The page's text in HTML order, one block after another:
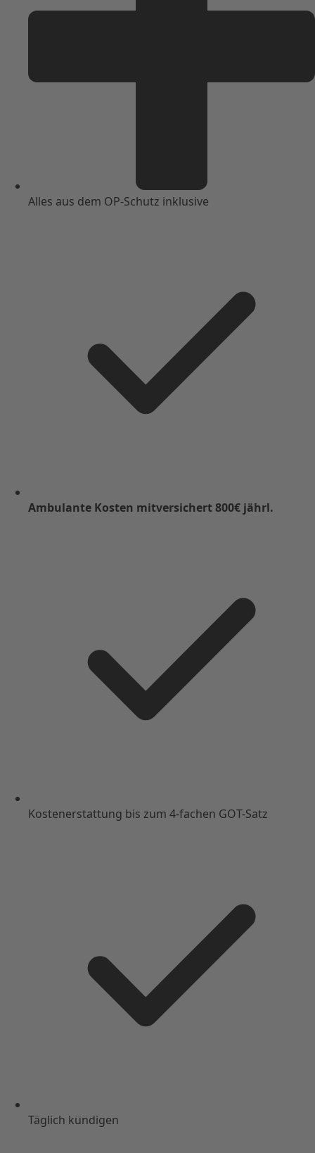
Alles aus dem OP-Schutz inklusive
Ambulante Kosten mitversichert 800€ jährl.
Kostenerstattung bis zum 4-fachen GOT-Satz
Täglich kündigen